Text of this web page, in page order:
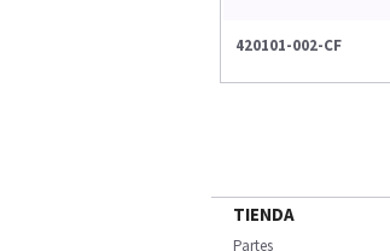
420101-002-CF
TIENDA
Partes